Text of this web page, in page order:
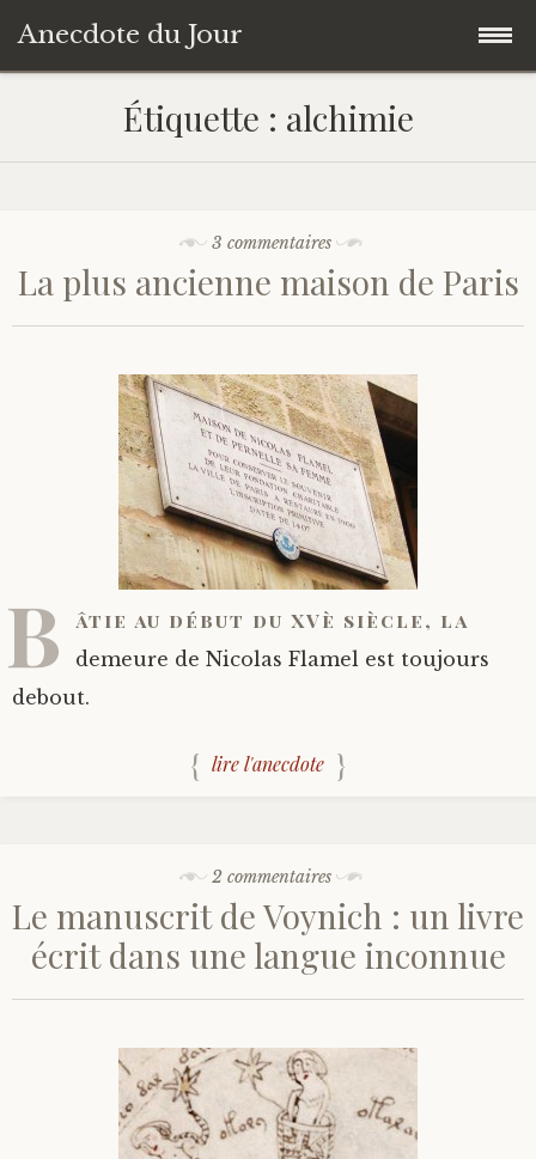
Anecdote du Jour
contenu
Livres de Culture Générale
À propos
Étiquette : alchimie
3 commentaires
La plus ancienne maison de Paris
B âtie au début du XVè siècle, la
demeure de Nicolas Flamel est toujours
debout.
lire l'anecdote
2 commentaires
Le manuscrit de Voynich : un livre
écrit dans une langue inconnue